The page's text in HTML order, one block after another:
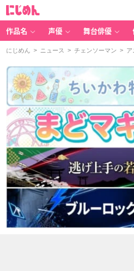
作品名 声優 舞台俳優
にじめん > ニュース > チェンソーマン > ア